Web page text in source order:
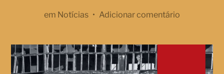
em Notícias • Adicionar comentário